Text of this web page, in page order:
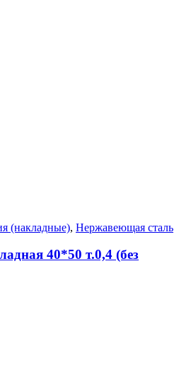
(накладные), Нержавеющая сталь
40*50 т.0,4 (без